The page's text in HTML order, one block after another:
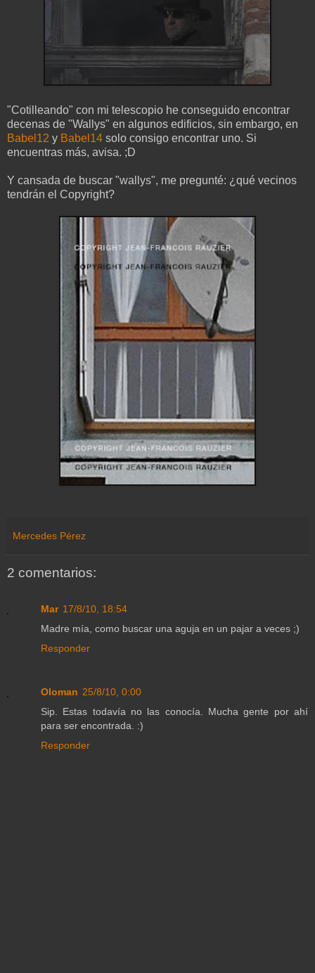
"Cotilleando" con mi telescopio he conseguido encontrar
decenas de "Wallys" en algunos edificios, sin embargo, en
Babel12 y Babel14 solo consigo encontrar uno. Si
encuentras más, avisa. ;D
Y cansada de buscar "wallys", me pregunté: ¿qué vecinos
tendrán el Copyright?
Mercedes Pérez
2 comentarios:
Mar 17/8/10, 18:54
Madre mía, como buscar una aguja en un pajar a veces ;)
Responder
Oloman 25/8/10, 0:00
Sip. Estas todavía no las conocía. Mucha gente por ahí
para ser encontrada. :)
Responder